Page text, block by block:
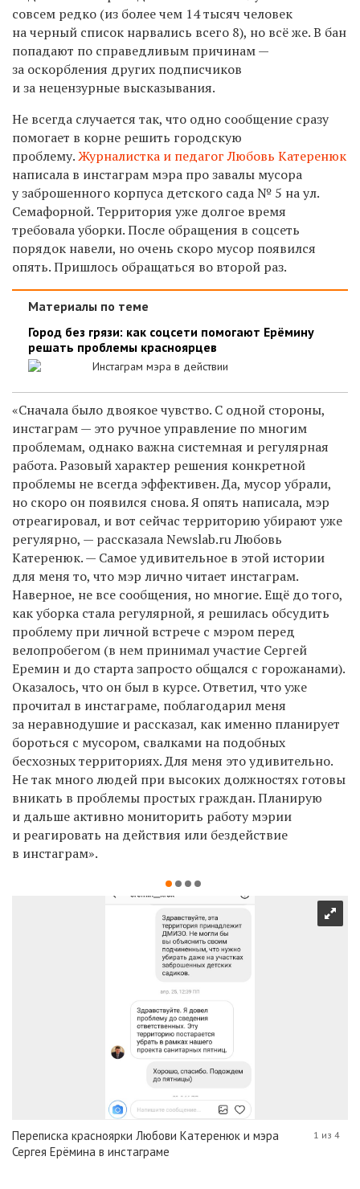
совсем редко (из более чем 14 тысяч человек
на черный список нарвались всего 8), но всё же. В бан
попадают по справедливым причинам —
за оскорбления других подписчиков
и за нецензурные высказывания.
Не всегда случается так, что одно сообщение сразу
помогает в корне решить городскую
проблему.Журналистка и педагог Любовь Катеренюк
написала в инстаграм мэра про завалы мусора
у заброшенного корпуса детского сада № 5 на ул.
Семафорной. Территория уже долгое время
требовала уборки. После обращения в соцсеть
порядок навели, но очень скоро мусор появился
опять. Пришлось обращаться во второй раз.
Материалы по теме
Город без грязи: как соцсети помогают Ерёмину
решать проблемы красноярцев
Инстаграм мэра в действии
«Сначала было двоякое чувство. С одной стороны,
инстаграм — это ручное управление по многим
проблемам, однако важна системная и регулярная
работа. Разовый характер решения конкретной
проблемы не всегда эффективен. Да, мусор убрали,
но скоро он появился снова. Я опять написала, мэр
отреагировал, и вот сейчас территорию убирают уже
регулярно, — рассказала Newslab.ru Любовь
Катеренюк. — Самое удивительное в этой истории
для меня то, что мэр лично читает инстаграм.
Наверное, не все сообщения, но многие. Ещё до того,
как уборка стала регулярной, я решилась обсудить
проблему при личной встрече с мэром перед
велопробегом (в нем принимал участие Сергей
Еремин и до старта запросто общался с горожанами).
Оказалось, что он был в курсе. Ответил, что уже
прочитал в инстаграме, поблагодарил меня
за неравнодушие и рассказал, как именно планирует
бороться с мусором, свалками на подобных
бесхозных территориях. Для меня это удивительно.
Не так много людей при высоких должностях готовы
вникать в проблемы простых граждан.Планирую
и дальше активно мониторить работу мэрии
и реагировать на действия или бездействие
в инстаграм».
Переписка красноярки Любови Катеренюк и мэра
Сергея Ерёмина в инстаграме
1 из 4